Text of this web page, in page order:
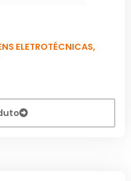
ELETROTÉCNICAS,